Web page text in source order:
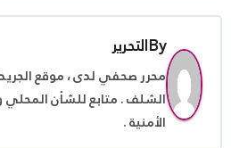
Byالتحرير
محرر صحفي لدى ، موقع
الشلف . متابع للشأن
الأمنية .